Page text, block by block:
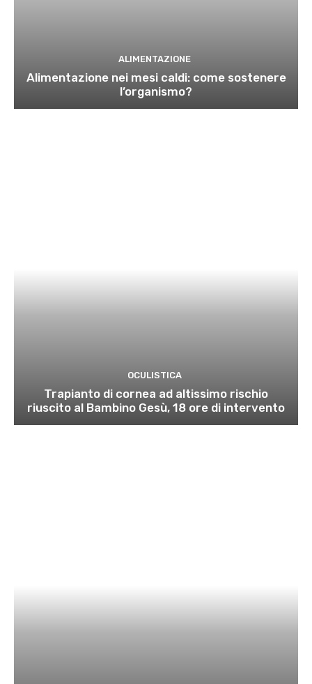
ALIMENTAZIONE
Alimentazione nei mesi caldi: come sostenere
l’organismo?
OCULISTICA
Trapianto di cornea ad altissimo rischio
riuscito al Bambino Gesù, 18 ore di intervento